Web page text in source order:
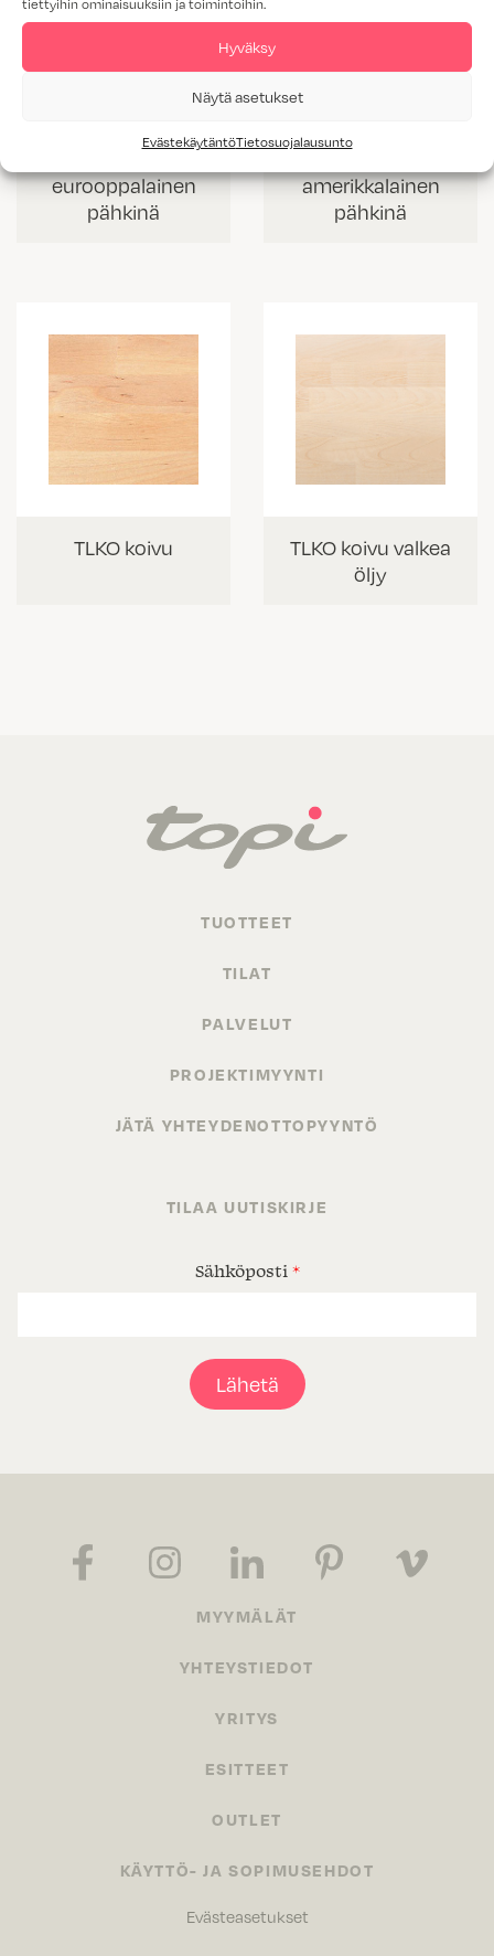
tiettyihin ominaisuuksiin ja toimintoihin.
Hyväksy
Näytä asetukset
EvästekäytäntöTietosuojalausunto
eurooppalainen
pähkinä
amerikkalainen
pähkinä
TLKO koivu
TLKO koivu valkea
öljy
TUOTTEET
TILAT
PALVELUT
PROJEKTIMYYNTI
JÄTÄ YHTEYDENOTTOPYYNTÖ
TILAA UUTISKIRJE
Sähköposti *
Lähetä
MYYMÄLÄT
YHTEYSTIEDOT
YRITYS
ESITTEET
OUTLET
KÄYTTÖ- JA SOPIMUSEHDOT
Evästeasetukset